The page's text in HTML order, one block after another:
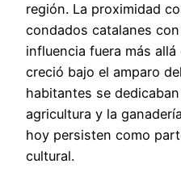
región. La proximidad
condados catalanes
influencia fuera más
creció bajo el amparo
habitantes se
agricultura y la
hoy persisten como
cultural.